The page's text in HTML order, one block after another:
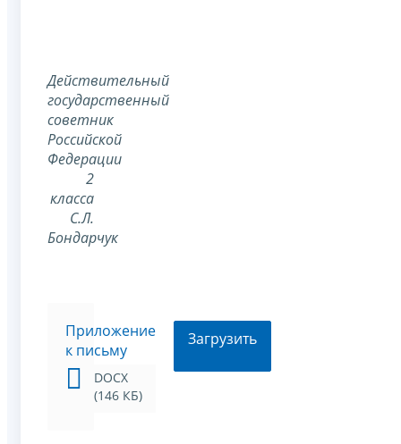
Действительный
государственный
советник
Российской
Федерации
2
класса
С.Л.
Бондарчук
Приложение
к письму
DOCX
(146 КБ)
Загрузить